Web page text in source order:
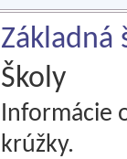
Základná
Školy
Informácie
krúžky.